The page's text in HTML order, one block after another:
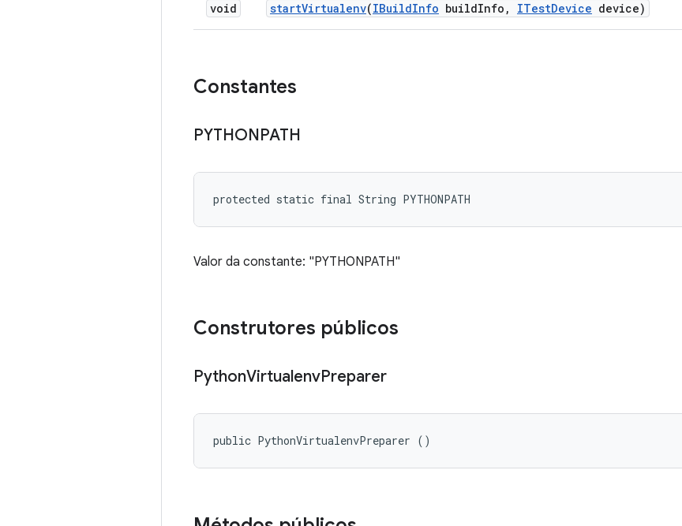
void startVirtualenv(IBuildInfo buildInfo , ITestDevice device)
Constantes
PYTHONPATH
protected static final String PYTHONPATH
Valor da constante: "PYTHONPATH"
Construtores públicos
PythonVirtualenvPreparer
public PythonVirtualenvPreparer ()